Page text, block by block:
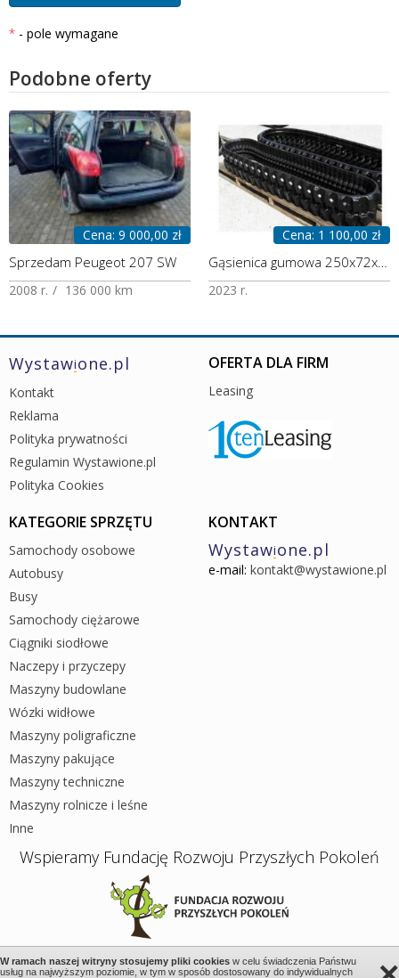
- pole wymagane
Podobne oferty
Cena: 9 000,00 zł
Sprzedam Peugeot 207 SW
2008 r. 136 000 km
Cena: 1 100,00 zł
2023 r.
Wystawione.pl
Kontakt
Reklama
Polityka prywatności
Regulamin Wystawione.pl
Polityka Cookies
OFERTA DLA FIRM
Leasing
KATEGORIE SPRZĘTU
Samochody osobowe
Autobusy
Busy
Samochody ciężarowe
Ciągniki siodłowe
Naczepy i przyczepy
Maszyny budowlane
Wózki widłowe
Maszyny poligraficzne
Maszyny pakujące
Maszyny techniczne
Maszyny rolnicze i leśne
Inne
KONTAKT
Wystawione.pl
e-mail: kontakt@wystawione.pl
Wspieramy Fundację Rozwoju Przyszłych Pokoleń
W ramach naszej witryny stosujemy pliki cookies w celu świadczenia Państwu
usług na najwyższym poziomie, w tym w sposób dostosowany do indywidualnych